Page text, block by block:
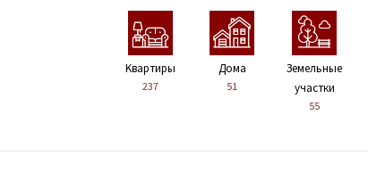
Kвартиры
237
Дома
51
Земельные
участки
55